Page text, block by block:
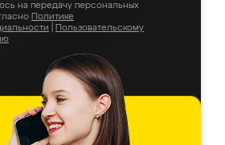
на передачу персональных
Политике
Пользовательскому